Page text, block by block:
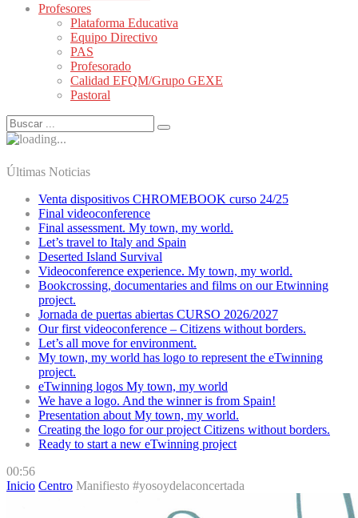
Profesores
Plataforma Educativa
Equipo Directivo
PAS
Profesorado
Calidad EFQM/Grupo GEXE
Pastoral
Últimas Noticias
Venta dispositivos CHROMEBOOK curso 24/25
Final videoconference
Final assessment. My town, my world.
Let’s travel to Italy and Spain
Deserted Island Survival
Videoconference experience. My town, my world.
Bookcrossing, documentaries and films on our Etwinning
project.
Jornada de puertas abiertas CURSO 2026/2027
Our first videoconference – Citizens without borders.
Let’s all move for environment.
My town, my world has logo to represent the eTwinning
project.
eTwinning logos My town, my world
We have a logo. And the winner is from Spain!
Presentation about My town, my world.
Creating the logo for our project Citizens without borders.
Ready to start a new eTwinning project
00:56
Inicio Centro Manifiesto #yosoydelaconcertada